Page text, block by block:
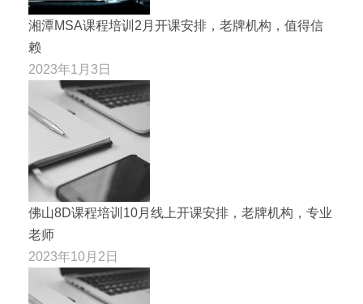
湘潭MSA课程培训2月开课安排，老牌机构，值得信
赖
2023年1月3日
佛山8D课程培训10月线上开课安排，老牌机构，专业
老师
2023年10月2日